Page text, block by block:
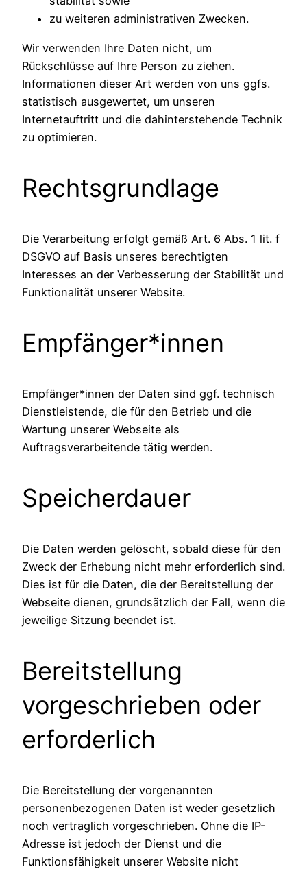
zu weiteren administrativen Zwecken.
Wir verwenden Ihre Daten nicht, um
Rückschlüsse auf Ihre Person zu ziehen.
Informationen dieser Art werden von uns ggfs.
statistisch ausgewertet, um unseren
Internetauftritt und die dahinterstehende Technik
zu optimieren.
Rechtsgrundlage
Die Verarbeitung erfolgt gemäß Art. 6 Abs. 1 lit. f
DSGVO auf Basis unseres berechtigten
Interesses an der Verbesserung der Stabilität und
Funktionalität unserer Website.
Empfänger*innen
Empfänger*innen der Daten sind ggf. technisch
Dienstleistende, die für den Betrieb und die
Wartung unserer Webseite als
Auftragsverarbeitende tätig werden.
Speicherdauer
Die Daten werden gelöscht, sobald diese für den
Zweck der Erhebung nicht mehr erforderlich sind.
Dies ist für die Daten, die der Bereitstellung der
Webseite dienen, grundsätzlich der Fall, wenn die
jeweilige Sitzung beendet ist.
Bereitstellung
vorgeschrieben oder
erforderlich
Die Bereitstellung der vorgenannten
personenbezogenen Daten ist weder gesetzlich
noch vertraglich vorgeschrieben. Ohne die IP-
Adresse ist jedoch der Dienst und die
Funktionsfähigkeit unserer Website nicht